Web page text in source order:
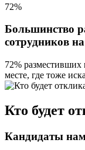
72%
Большинство
сотрудников
72% разместивших
месте, где тоже
Кто будет
Кандидаты